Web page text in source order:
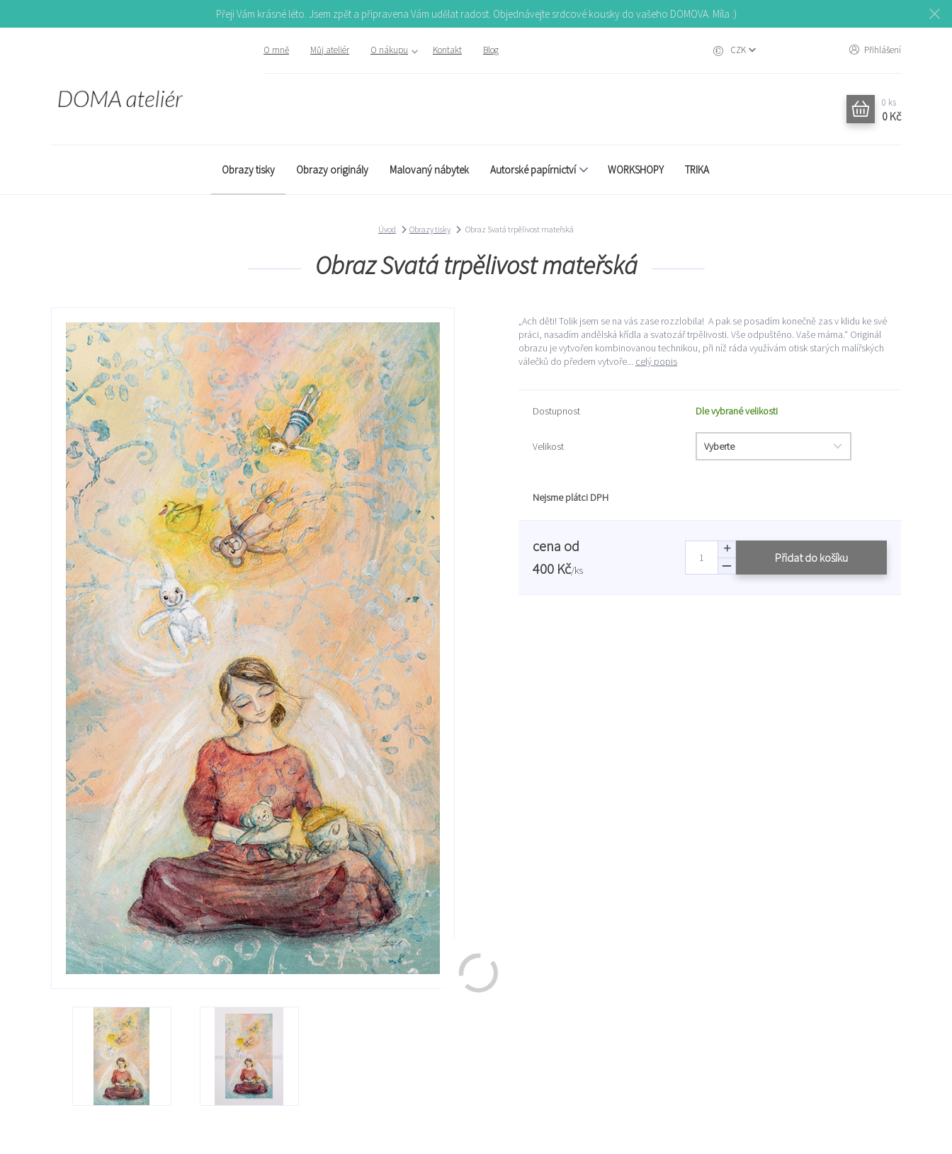
Přeji Vám krásné léto. Jsem zpět a připravena Vám udělat radost. Objednávejte srdcové kousky do vašeho DOMOVA. Míla :)
O mně Můj ateliér O nákupu Kontakt Blog CZK Přihlášení
0 ks
0 Kč
Obrazy tisky Obrazy originály Malovaný nábytek Autorské papírnictví WORKSHOPY TRIKA
Úvod Obrazy tisky Obraz Svatá trpělivost mateřská
Obraz Svatá trpělivost mateřská
„Ach děti! Tolik jsem se na vás zase rozzlobila! A pak se posadím konečně zas v klidu ke své
práci, nasadím andělská křídla a svatozář trpělivosti. Vše odpuštěno. Vaše máma.“ Originál
obrazu je vytvořen kombinovanou technikou, při níž ráda využívám otisk starých malířských
válečků do předem vytvoře... celý popis
Dostupnost Dle vybrané velikosti
Velikost
Nejsme plátci DPH
cena od
400 Kč/ks
Přidat do košíku